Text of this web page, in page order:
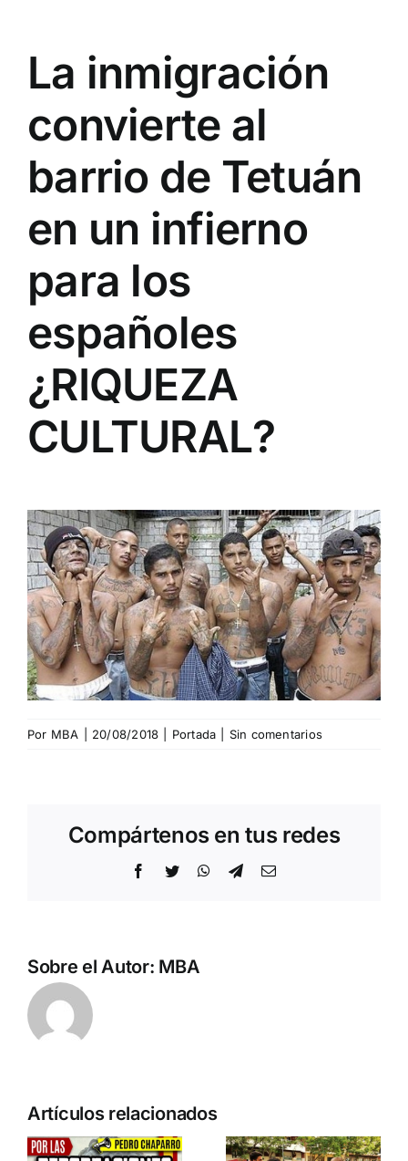
La inmigración
convierte al
barrio de Tetuán
en un infierno
para los
españoles
¿RIQUEZA
CULTURAL?
Por MBA 20/08/2018 Portada Sin comentarios
Compártenos en tus redes
Facebook
Twitter WhatsApp
TelegramCorreo
Sobre el Autor: MBA
Artículos relacionados
Acto en
Barcelona:
acto DN